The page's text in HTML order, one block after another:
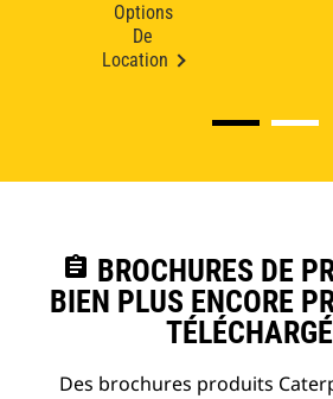
Options
De
Location
assignment BROCHURES DE
BIEN PLUS ENCORE
Des brochures produits